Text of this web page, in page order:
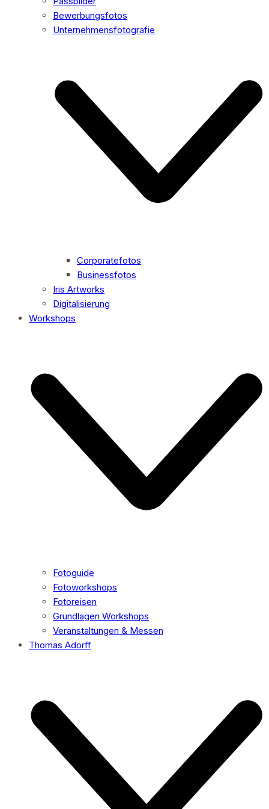
Bewerbungsfotos
Unternehmensfotografie
Corporatefotos
Businessfotos
Iris Artworks
Digitalisierung
Workshops
Fotoguide
Fotoworkshops
Fotoreisen
Grundlagen Workshops
Veranstaltungen & Messen
Thomas Adorff